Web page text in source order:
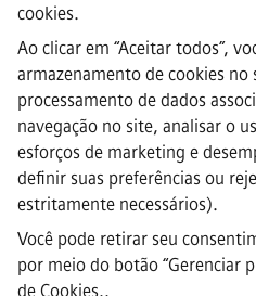
cookies.
Ao clicar em “Aceitar todos”,
armazenamento de cookies
processamento de dados
navegação no site, analisar o
esforços de marketing e
definir suas preferências ou
estritamente necessários).
Você pode retirar seu
por meio do botão “Gerenciar
de Cookies..
·
·
·
Nota importante:A todos os